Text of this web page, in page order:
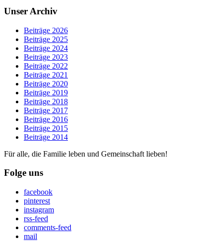
Unser Archiv
Beiträge 2026
Beiträge 2025
Beiträge 2024
Beiträge 2023
Beiträge 2022
Beiträge 2021
Beiträge 2020
Beiträge 2019
Beiträge 2018
Beiträge 2017
Beiträge 2016
Beiträge 2015
Beiträge 2014
Für alle, die Familie leben und Gemeinschaft lieben!
Folge uns
facebook
pinterest
instagram
rss-feed
comments-feed
mail